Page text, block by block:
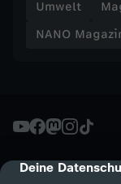
cmp-dialog-
Deine
N
o
m
Umwelt
NANO